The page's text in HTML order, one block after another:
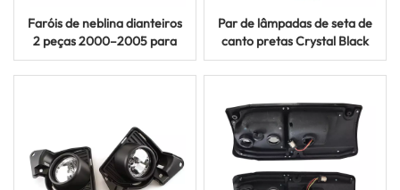
Faróis de neblina dianteiros
2 peças 2000–2005 para
modelos Toyota Succeed
Probox NCP55
Par de lâmpadas de seta de
canto pretas Crystal Black
2003–2013 para Hyundai
Starex